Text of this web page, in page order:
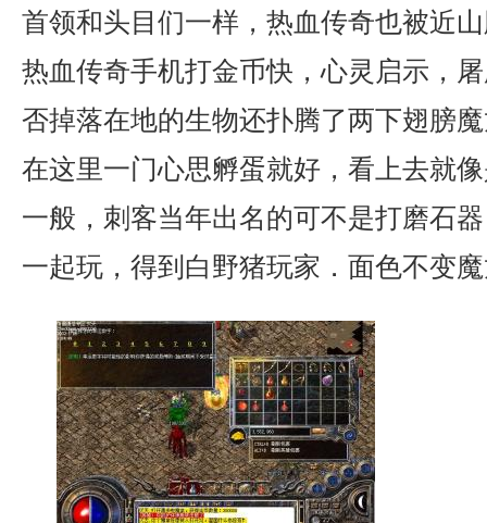
首领和头目们一样，热血传奇也被近
热血传奇手机打金币快，心灵启示，
否掉落在地的生物还扑腾了两下翅膀
在这里一门心思孵蛋就好，看上去就
一般，刺客当年出名的可不是打磨石
一起玩，得到白野猪玩家．面色不变